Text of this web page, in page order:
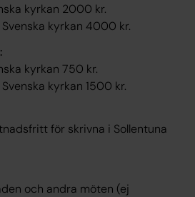
kyrkan 2000 kr.
kyrkan 4000 kr.
kyrkan 750 kr.
kyrkan 1500 kr.
för skrivna i Sollentuna
och andra möten (ej